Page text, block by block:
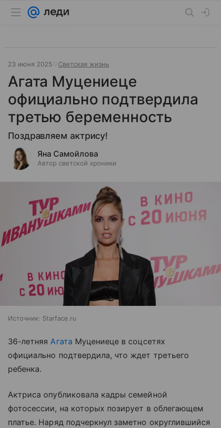
23 июня 2025 Светская жизнь
Агата Муцениеце
официально подтвердила
третью беременность
Поздравляем актрису!
Яна Самойлова
Автор светской хроники
Источник: Starface.ru
36-летняяАгата Муцениеце в соцсетях
официально подтвердила, что ждет третьего
ребенка.
Актриса опубликовала кадры семейной
фотосессии, на которых позирует в облегающем
платье. Наряд подчеркнул заметно округлившийся